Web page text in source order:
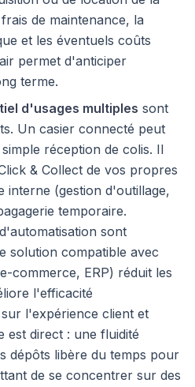
de maintenance, la
et les éventuels coûts
permet d'anticiper
terme.
d'usages multiples sont
Un casier connecté peut
réception de colis. Il
& Collect de vos propres
interne (gestion d'outillage,
temporaire.
sont
solution compatible avec
commerce, ERP) réduit les
l'efficacité
l'expérience client et
est direct : une fluidité
dépôts libère du temps pour
de se concentrer sur des